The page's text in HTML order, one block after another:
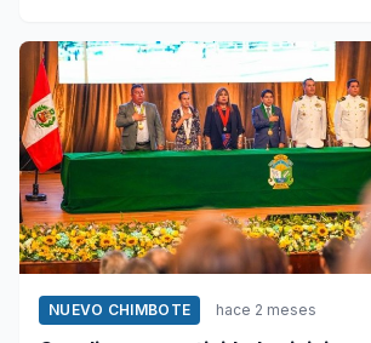
NUEVO CHIMBOTE hace 2 meses